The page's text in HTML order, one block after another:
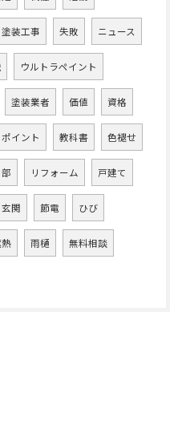
塗装工事 失敗 ニュース
ウルトラペイント
塗装業者 価値 資格
ポイント 教科書 色褪せ
リフォーム 戸建て
玄関 節電 ひび
雨樋 無料相談